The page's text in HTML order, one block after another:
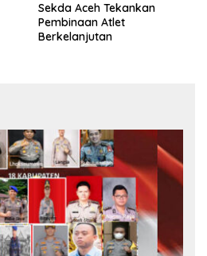
Sekda Aceh Tekankan
Pembinaan Atlet
Berkelanjutan